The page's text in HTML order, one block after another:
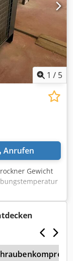
1 / 5
Anrufen
Gewicht